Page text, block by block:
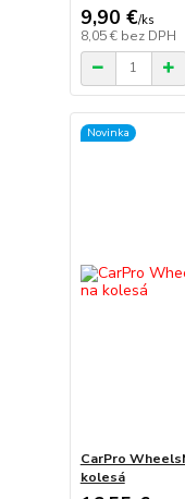
9,90 €/ks
8,05 € bez DPH
Novinka
CarPro
kolesá